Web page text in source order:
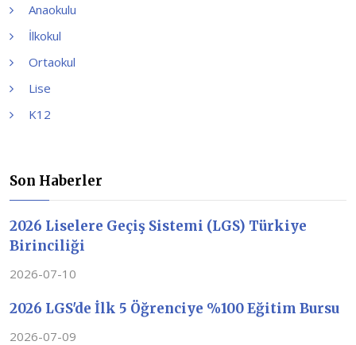
Anaokulu
İlkokul
Ortaokul
Lise
K12
Son Haberler
2026 Liselere Geçiş Sistemi (LGS) Türkiye
Birinciliği
2026-07-10
2026 LGS'de İlk 5 Öğrenciye %100 Eğitim Bursu
2026-07-09